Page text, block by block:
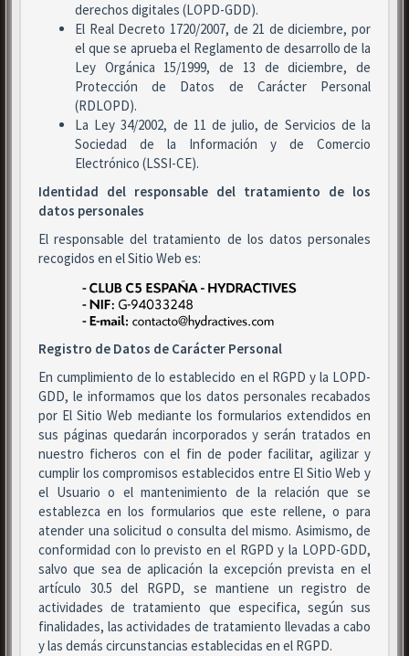
derechos digitales (LOPD-GDD).
El Real Decreto 1720/2007, de 21 de diciembre, por
el que se aprueba el Reglamento de desarrollo de la
Ley Orgánica 15/1999, de 13 de diciembre, de
Protección de Datos de Carácter Personal
(RDLOPD).
La Ley 34/2002, de 11 de julio, de Servicios de la
Sociedad de la Información y de Comercio
Electrónico (LSSI-CE).
Identidad del responsable del tratamiento de los
datos personales
El responsable del tratamiento de los datos personales
recogidos en el Sitio Web es:
Registro de Datos de Carácter Personal
En cumplimiento de lo establecido en el RGPD y la LOPD-
GDD, le informamos que los datos personales recabados
por El Sitio Web mediante los formularios extendidos en
sus páginas quedarán incorporados y serán tratados en
nuestro ficheros con el fin de poder facilitar, agilizar y
cumplir los compromisos establecidos entre El Sitio Web y
el Usuario o el mantenimiento de la relación que se
establezca en los formularios que este rellene, o para
atender una solicitud o consulta del mismo. Asimismo, de
conformidad con lo previsto en el RGPD y la LOPD-GDD,
salvo que sea de aplicación la excepción prevista en el
artículo 30.5 del RGPD, se mantiene un registro de
actividades de tratamiento que especifica, según sus
finalidades, las actividades de tratamiento llevadas a cabo
y las demás circunstancias establecidas en el RGPD.